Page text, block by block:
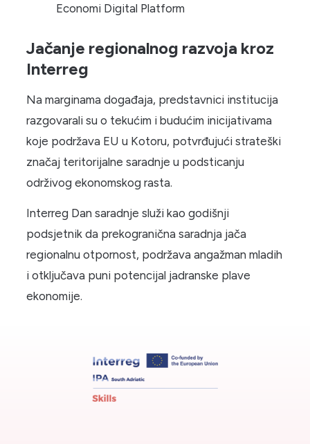
Economi Digital Platform
Jačanje regionalnog razvoja kroz
Interreg
Na marginama događaja, predstavnici institucija
razgovarali su o tekućim i budućim inicijativama
koje podržava EU u Kotoru, potvrđujući strateški
značaj teritorijalne saradnje u podsticanju
održivog ekonomskog rasta.
Interreg Dan saradnje služi kao godišnji
podsjetnik da prekogranična saradnja jača
regionalnu otpornost, podržava angažman mladih
i otključava puni potencijal jadranske plave
ekonomije.